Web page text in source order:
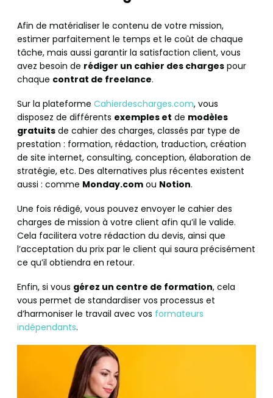
Afin de matérialiser le contenu de votre mission,
estimer parfaitement le temps et le coût de chaque
tâche, mais aussi garantir la satisfaction client, vous
avez besoin de rédiger un cahier des charges pour
chaque contrat de freelance.
Sur la plateforme Cahierdescharges.com, vous
disposez de différents exemples et de modèles
gratuits de cahier des charges, classés par type de
prestation : formation, rédaction, traduction, création
de site internet, consulting, conception, élaboration de
stratégie, etc. Des alternatives plus récentes existent
aussi : comme Monday.com ou Notion.
Une fois rédigé, vous pouvez envoyer le cahier des
charges de mission à votre client afin qu’il le valide.
Cela facilitera votre rédaction du devis, ainsi que
l’acceptation du prix par le client qui saura précisément
ce qu’il obtiendra en retour.
Enfin, si vous gérez un centre de formation, cela
vous permet de standardiser vos processus et
d’harmoniser le travail avec vos formateurs
indépendants.